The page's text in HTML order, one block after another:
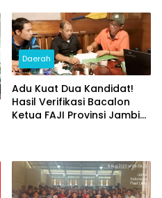
Daerah
Adu Kuat Dua Kandidat!
Hasil Verifikasi Bacalon
Ketua FAJI Provinsi Jambi